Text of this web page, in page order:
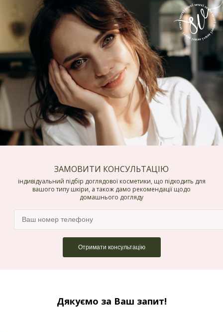
ЗАМОВИТИ КОНСУЛЬТАЦІЮ
індивідуальний підбір доглядової косметики, що підходить для
вашого типу шкіри, а також дамо рекомендації щодо
домашнього догляду
Дякуємо за Ваш запит!